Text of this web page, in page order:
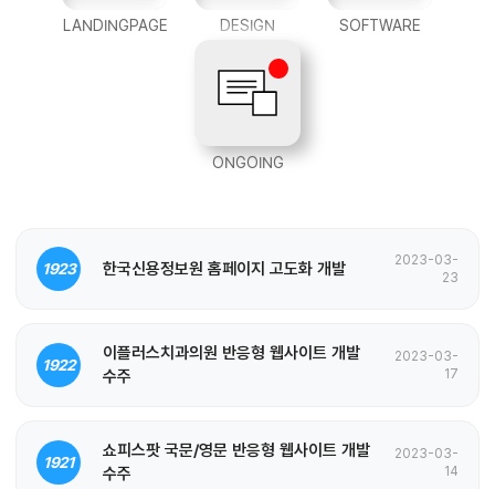
LANDINGPAGE DESIGN SOFTWARE
ONGOING
1923 한국신용정보원 홈페이지 고도화 개발
2023-03-
23
1922
이플러스치과의원 반응형 웹사이트 개발
수주
2023-03-
17
1921
쇼피스팟 국문/영문 반응형 웹사이트 개발
수주
2023-03-
14